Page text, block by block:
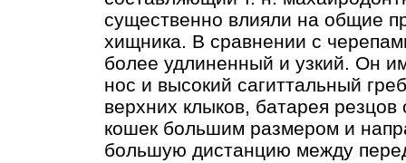
существенно влияли на общие
хищника. В сравнении с
более удлиненный и узкий. Он
нос и высокий сагиттальный
верхних клыков, батарея
кошек большим размером и
большую дистанцию между